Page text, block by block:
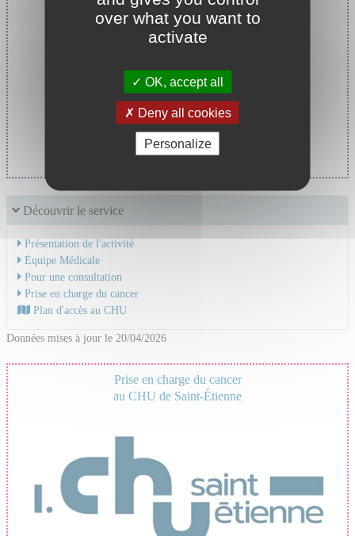
Chef de service :
Pr MORNEX Jean-François
Découvrir le service
Présentation de l'activité
Équipe Médicale
Pour une consultation
Prise en charge du cancer
Plan d'accès au CHU
Données mises à jour le 20/04/2026
Prise en charge du cancer
au CHU de Saint-Étienne
over what you want to
activate
OK, accept all
Deny all cookies
Personalize